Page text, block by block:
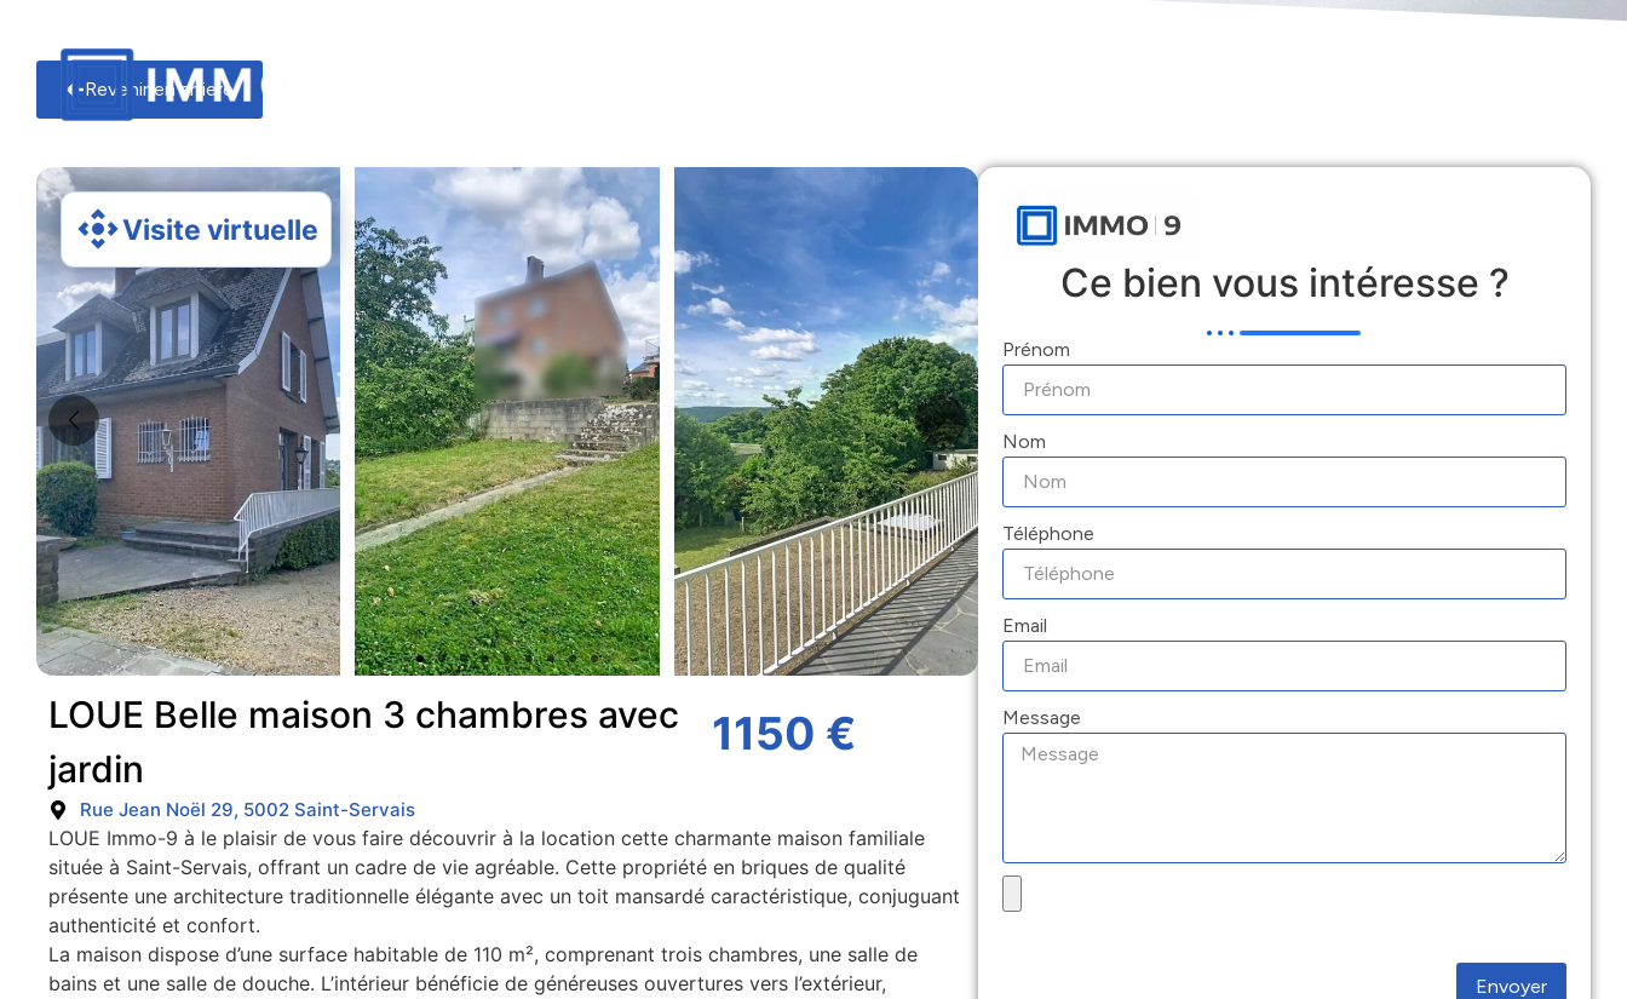
Revenir en arriere
Visite virtuelle
LOUE Belle maison 3 chambres avec
jardin
Rue Jean Noël 29, 5002 Saint-Servais
1150 €
LOUE Immo-9 à le plaisir de vous faire découvrir à la location cette charmante maison familiale
située à Saint-Servais, offrant un cadre de vie agréable. Cette propriété en briques de qualité
présente une architecture traditionnelle élégante avec un toit mansardé caractéristique, conjuguant
authenticité et confort.
La maison dispose d’une surface habitable de 110 m², comprenant trois chambres, une salle de
bains et une salle de douche. L’intérieur bénéficie de généreuses ouvertures vers l’extérieur,
Ce bien vous intéresse ?
Prénom
Nom
Téléphone
Email
Message
Envoyer